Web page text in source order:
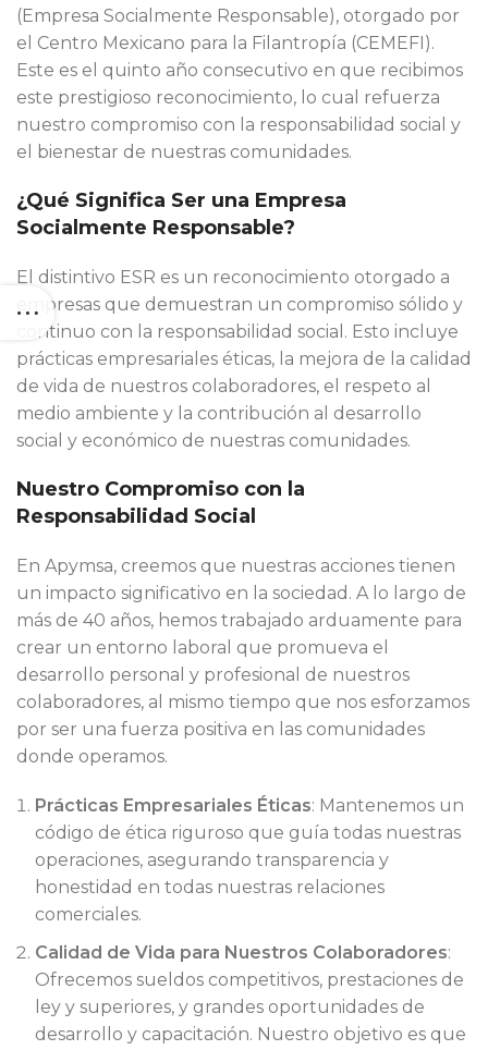
(Empresa Socialmente Responsable), otorgado por
el Centro Mexicano para la Filantropía (CEMEFI).
Este es el quinto año consecutivo en que recibimos
este prestigioso reconocimiento, lo cual refuerza
nuestro compromiso con la responsabilidad social y
el bienestar de nuestras comunidades.
¿Qué Significa Ser una Empresa
Socialmente Responsable?
El distintivo ESR es un reconocimiento otorgado a
empresas que demuestran un compromiso sólido y
continuo con la responsabilidad social. Esto incluye
prácticas empresariales éticas, la mejora de la calidad
de vida de nuestros colaboradores, el respeto al
medio ambiente y la contribución al desarrollo
social y económico de nuestras comunidades.
Nuestro Compromiso con la
Responsabilidad Social
En Apymsa, creemos que nuestras acciones tienen
un impacto significativo en la sociedad. A lo largo de
más de 40 años, hemos trabajado arduamente para
crear un entorno laboral que promueva el
desarrollo personal y profesional de nuestros
colaboradores, al mismo tiempo que nos esforzamos
por ser una fuerza positiva en las comunidades
donde operamos.
Prácticas Empresariales Éticas: Mantenemos un
código de ética riguroso que guía todas nuestras
operaciones, asegurando transparencia y
honestidad en todas nuestras relaciones
comerciales.
Calidad de Vida para Nuestros Colaboradores:
Ofrecemos sueldos competitivos, prestaciones de
ley y superiores, y grandes oportunidades de
desarrollo y capacitación. Nuestro objetivo es que